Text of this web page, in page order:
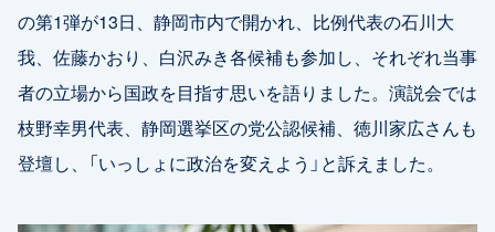
の第1弾が13日、静岡市内で開かれ、比例代表の石川大
我、佐藤かおり、白沢みき各候補も参加し、それぞれ当事
者の立場から国政を目指す思いを語りました。演説会では
枝野幸男代表、静岡選挙区の党公認候補、徳川家広さんも
登壇し、「いっしょに政治を変えよう」と訴えました。